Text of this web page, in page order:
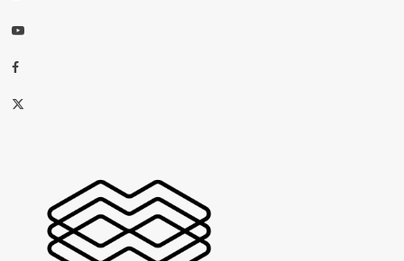
Youtube
Facebook
X